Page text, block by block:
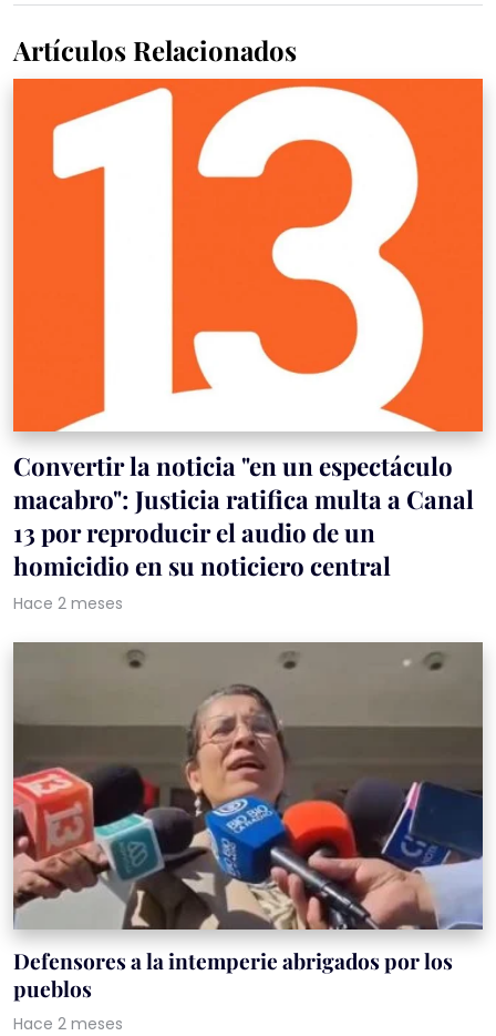
Artículos Relacionados
Convertir la noticia "en un espectáculo
macabro": Justicia ratifica multa a Canal
13 por reproducir el audio de un
homicidio en su noticiero central
Hace 2 meses
Defensores a la intemperie abrigados por los
pueblos
Hace 2 meses